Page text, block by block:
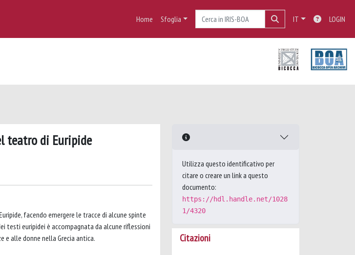
Home Sfoglia IT LOGIN
teatro di Euripide
facendo emergere le tracce di alcune spinte
testi euripidei è accompagnata da alcune riflessioni
alle donne nella Grecia antica.
Utilizza questo identificativo per
citare o creare un link a questo
documento:
https://hdl.handle.net/1028
1/4320
Citazioni